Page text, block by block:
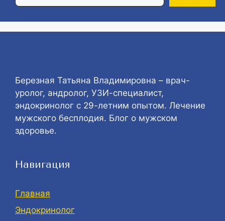
Березная Татьяна Владимировна – врач-
уролог, андролог, УЗИ-специалист,
эндокринолог с 29-летним опытом. Лечение
мужского бесплодия. Блог о мужском
здоровье.
Навигация
Главная
Эндокринолог